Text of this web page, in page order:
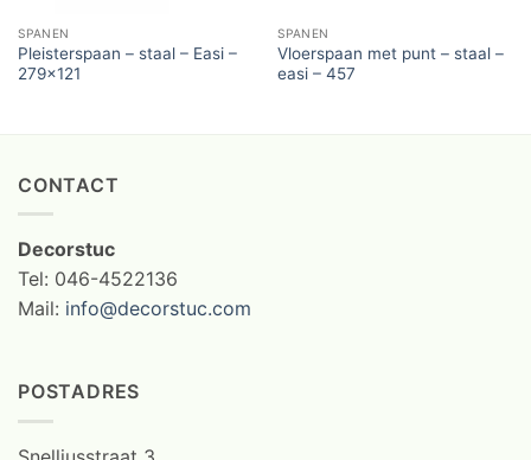
SPANEN
Pleisterspaan – staal – Easi –
279×121
SPANEN
Vloerspaan met punt – staal –
easi – 457
CONTACT
Decorstuc
Tel: 046-4522136
Mail: info@decorstuc.com
POSTADRES